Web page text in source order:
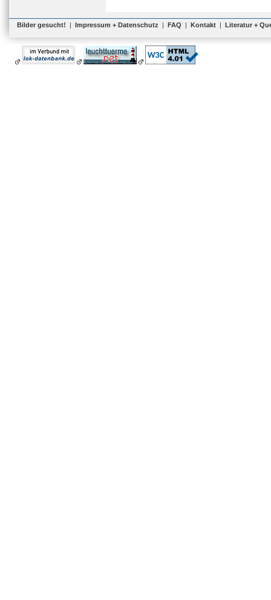
Bilder gesucht! | Impressum + Datenschutz | FAQ | Kontakt | Literatur +